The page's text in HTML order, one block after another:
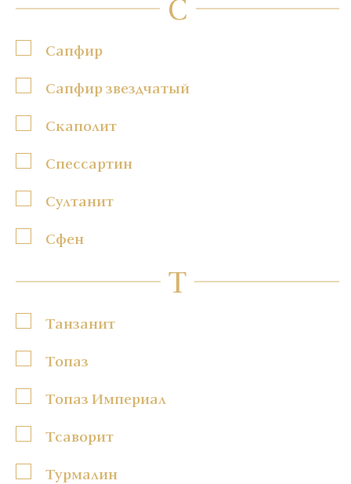
Сапфир
Сапфир звездчатый
Скаполит
Спессартин
Султанит
Сфен
Т
Танзанит
Топаз
Топаз Империал
Тсаворит
Турмалин